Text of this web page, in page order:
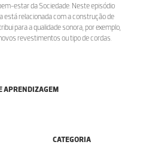
estar da Sociedade. Neste episódio
está relacionada com a construção de
para a qualidade sonora, por exemplo,
revestimentos ou tipo de cordas.
APRENDIZAGEM
CATEGORIA